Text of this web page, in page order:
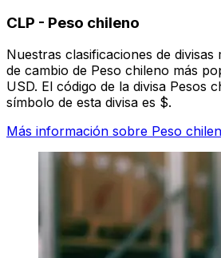
CLP - Peso chileno
Nuestras clasificaciones de
de cambio de Peso chileno más
USD. El código de la divisa Pesos
símbolo de esta divisa es $.
Más información sobre Peso